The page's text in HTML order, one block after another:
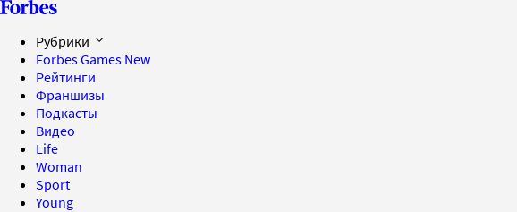
Рубрики
Forbes Games New
Рейтинги
Франшизы
Подкасты
Видео
Life
Woman
Sport
Young